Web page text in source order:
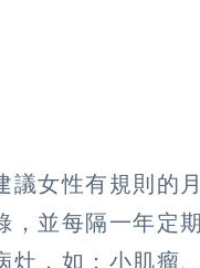
女性有規則的月
，並每隔一年定期
，如：小肌瘤、